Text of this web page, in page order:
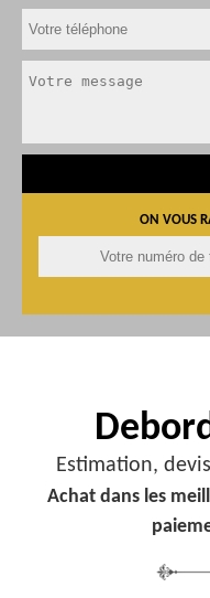
ON VOUS
Estimation,
Achat dans les